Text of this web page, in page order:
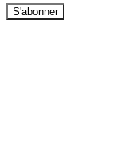
S'abonner